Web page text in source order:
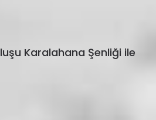
Karalahana Şenliği ile